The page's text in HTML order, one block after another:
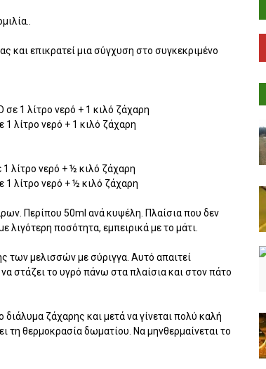
και επικρατεί μια σύγχυση στο συγκεκριμένο
1 λίτρο νερό + 1 κιλό ζάχαρη
λίτρο νερό + 1 κιλό ζάχαρη
λίτρο νερό + ½ κιλό ζάχαρη
λίτρο νερό + ½ κιλό ζάχαρη
Περίπου 50ml ανά κυψέλη. Πλαίσια που δεν
ποσότητα, εμπειρικά με το μάτι.
των μελισσών με σύριγγα. Αυτό απαιτεί
στάζει το υγρό πάνω στα πλαίσια και στον πάτο
διάλυμα ζάχαρης και μετά να γίνεται πολύ καλή
τη θερμοκρασία δωματίου. Να μηνθερμαίνεται το